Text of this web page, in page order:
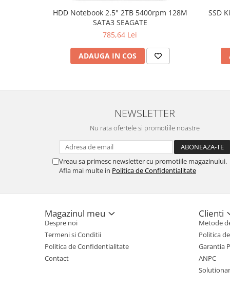
HDD Notebook 2.5" 2TB 5400rpm 128M
SATA3 SEAGATE
785,64 Lei
ADAUGA IN COS
SSD
NEWSLETTER
Nu rata ofertele si promotiile noastre
Vreau sa primesc newsletter cu promotiile magazinului.
Afla mai multe in Politica de Confidentialitate
Magazinul meu
Despre noi
Termeni si Conditii
Politica de Confidentialitate
Contact
Clienti
Metode
Politica
Garantia
ANPC